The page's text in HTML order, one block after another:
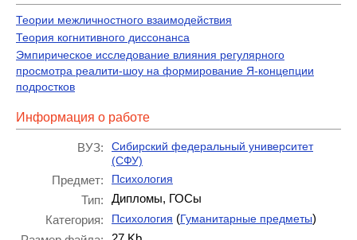
Теории межличностного взаимодействия
Теория когнитивного диссонанса
Эмпирическое исследование влияния регулярного
просмотра реалити-шоу на формирование Я-концепции
подростков
Информация о работе
ВУЗ:
Сибирский федеральный университет
(СФУ)
Предмет: Психология
Тип:
Дипломы, ГОСы
Категория:
Психология (Гуманитарные предметы)